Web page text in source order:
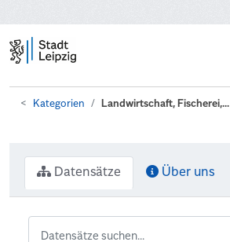
Kategorien Landwirtschaft, Fischerei,...
Datensätze Über uns